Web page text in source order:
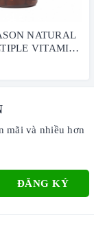
NATURAL
VITAMINS
HỘP 60
mãi và nhiều hơn
ĐĂNG KÝ